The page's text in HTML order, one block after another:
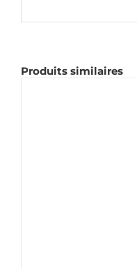
Produits similaires